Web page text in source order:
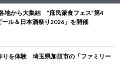
地から大集結 “庶民派食フェス”第4
ル＆日本酒祭り2026」を開催
りを体験 埼玉県加須市の「ファミリー